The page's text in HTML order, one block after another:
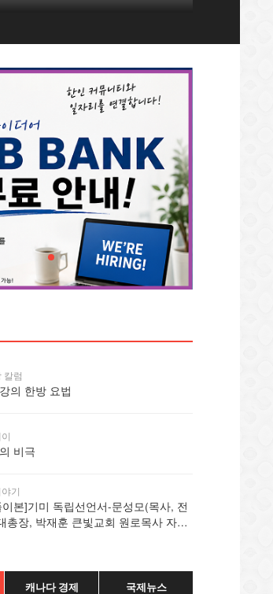
칼럼
의 한방 요법
비극
기
본]기미 독립선언서-문성모(목사, 전
총장, 박재훈 큰빛교회 원로목사 자서
캐나다 경제 국제뉴스